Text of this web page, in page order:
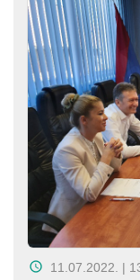
11.07.2022. |